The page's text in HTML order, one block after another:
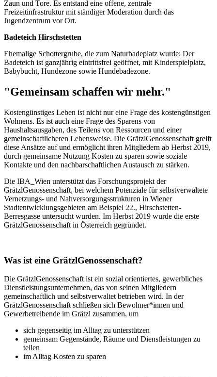
Zaun und Tore. Es entstand eine offene, zentrale
Freizeitinfrastruktur mit ständiger Moderation durch das
Jugendzentrum vor Ort.
Badeteich Hirschstetten
Ehemalige Schottergrube, die zum Naturbadeplatz wurde: Der
Badeteich ist ganzjährig eintrittsfrei geöffnet, mit Kinderspielplatz,
Babybucht, Hundezone sowie Hundebadezone.
"Gemeinsam schaffen wir mehr."
Kostengünstiges Leben ist nicht nur eine Frage des kostengünstigen
Wohnens. Es ist auch eine Frage des Sparens von
Haushaltsausgaben, des Teilens von Ressourcen und einer
gemeinschaftlicheren Lebensweise. Die GrätzlGenossenschaft greift
diese Ansätze auf und ermöglicht ihren Mitgliedern ab Herbst 2019,
durch gemeinsame Nutzung Kosten zu sparen sowie soziale
Kontakte und den nachbarschaftlichen Austausch zu stärken.
Die IBA_Wien unterstützt das Forschungsprojekt der
GrätzlGenossenschaft, bei welchem Potenziale für selbstverwaltete
Vernetzungs- und Nahversorgungsstrukturen in Wiener
Stadtentwicklungsgebieten am Beispiel 22., Hirschstetten-
Berresgasse untersucht wurden. Im Herbst 2019 wurde die erste
GrätzlGenossenschaft in Österreich gegründet.
Was ist eine GrätzlGenossenschaft?
Die GrätzlGenossenschaft ist ein sozial orientiertes, gewerbliches
Dienstleistungsunternehmen, das von seinen Mitgliedern
gemeinschaftlich und selbstverwaltet betrieben wird. In der
GrätzlGenossenschaft schließen sich Bewohner*innen und
Gewerbetreibende im Grätzl zusammen, um
sich gegenseitig im Alltag zu unterstützen
gemeinsam Gegenstände, Räume und Dienstleistungen zu
teilen
im Alltag Kosten zu sparen